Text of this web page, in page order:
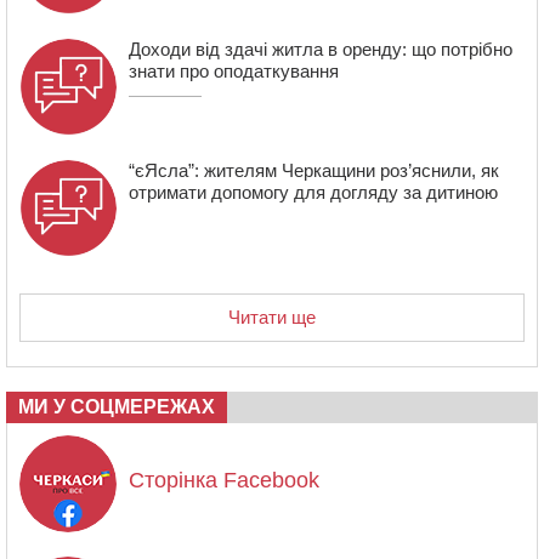
Доходи від здачі житла в оренду: що потрібно
знати про оподаткування
“єЯсла”: жителям Черкащини роз’яснили, як
отримати допомогу для догляду за дитиною
Читати ще
МИ У СОЦМЕРЕЖАХ
Сторінка Facebook